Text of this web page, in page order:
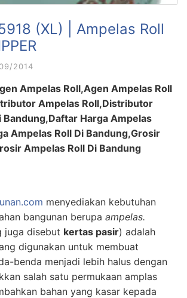
(XL) | Ampelas Roll
2014
Ampelas Roll,Agen Ampelas Roll
Ampelas Roll,Distributor
Bandung,Daftar Harga Ampelas
Ampelas Roll Di Bandung,Grosir
Ampelas Roll Di Bandung
menyediakan kebutuhan
bangunan berupa ampelas.
juga disebut kertas pasir) adalah
digunakan untuk membuat
benda menjadi lebih halus dengan
salah satu permukaan amplas
bahan yang kasar kepada